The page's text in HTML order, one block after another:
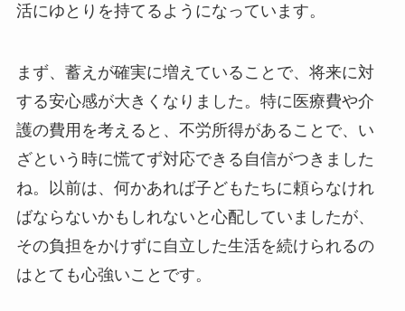
活にゆとりを持てるようになっています。
まず、蓄えが確実に増えていることで、将来に対
する安心感が大きくなりました。特に医療費や介
護の費用を考えると、不労所得があることで、い
ざという時に慌てず対応できる自信がつきました
ね。以前は、何かあれば子どもたちに頼らなけれ
ばならないかもしれないと心配していましたが、
その負担をかけずに自立した生活を続けられるの
はとても心強いことです。